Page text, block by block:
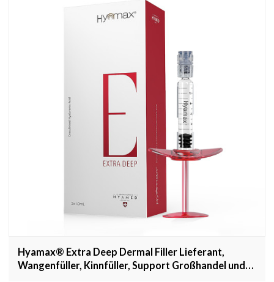
Hyamax® Extra Deep Dermal Filler Lieferant,
Wangenfüller, Kinnfüller, Support Großhandel und